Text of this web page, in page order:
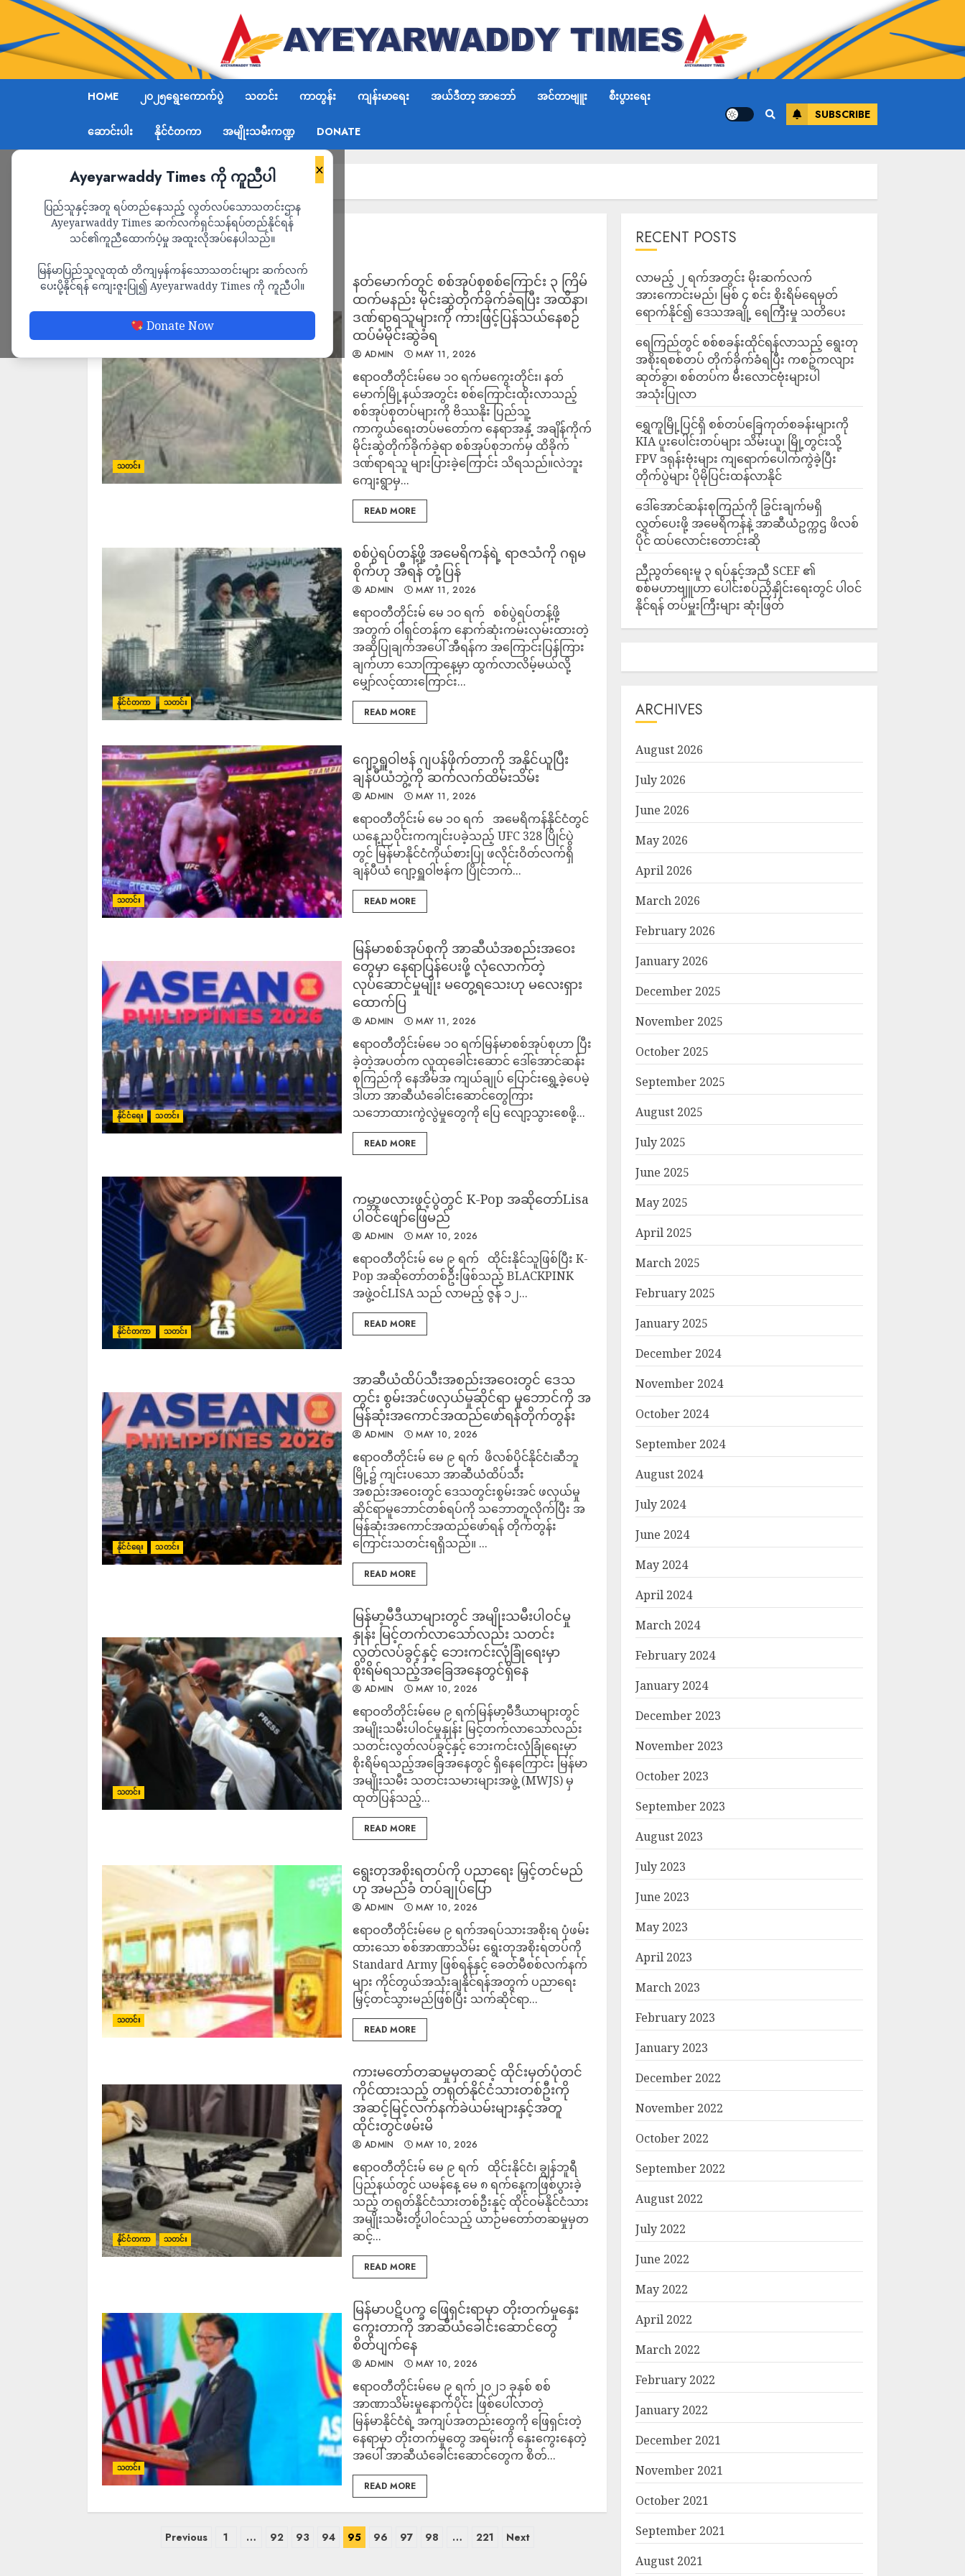
HOME ၂၀၂၅ရွေးကောက်ပွဲ သတင်း ကာတွန်း ကျန်းမာရေး အယ်ဒီတာ့ အာဘော် အင်တာဗျူး စီးပွားရေး
ဆောင်းပါး နိုင်ငံတကာ အမျိုးသမီးကဏ္ဍ DONATE
SUBSCRIBE
×
Ayeyarwaddy Times ကို ကူညီပါ
ပြည်သူနှင့်အတူ ရပ်တည်နေသည့် လွတ်လပ်သောသတင်းဌာန
Ayeyarwaddy Times ဆက်လက်ရှင်သန်ရပ်တည်နိုင်ရန်
သင်၏ကူညီထောက်ပံ့မှု အထူးလိုအပ်နေပါသည်။
မြန်မာပြည်သူလူထုထံ တိကျမှန်ကန်သောသတင်းများ ဆက်လက်
ပေးပို့နိုင်ရန် ကျေးဇူးပြု၍ Ayeyarwaddy Times ကို ကူညီပါ။
Donate Now
Home 2026 Page 95
Year:2026
သတင်း
နတ်မောက်တွင် စစ်အုပ်စုစစ်ကြောင်း ၃ ကြိမ်
ထက်မနည်း မိုင်းဆွဲတိုက်ခိုက်ခံရပြီး အထိနာ၊
ဒဏ်ရာရသူများကို ကားဖြင့်ပြန်သယ်နေစဉ်
ထပ်မံမိုင်းဆွဲခံရ
ADMIN MAY 11, 2026
ဧရာဝတီတိုင်းမ်မေ ၁၀ ရက်မကွေးတိုင်း၊ နတ်
မောက်မြို့နယ်အတွင်း စစ်ကြောင်းထိုးလာသည့်
စစ်အုပ်စုတပ်များကို ဗိဿနိုး ပြည်သူ့
ကာကွယ်ရေးတပ်မတော်က နေရာအနှံ့ အချိန်ကိုက်
မိုင်းဆွဲတိုက်ခိုက်ခဲ့ရာ စစ်အုပ်စုဘက်မှ ထိခိုက်
ဒဏ်ရာရသူ များပြားခဲ့ကြောင်း သိရသည်။လဲဘူး
ကျေးရွာမှ...
READ MORE
နိုင်ငံတကာ သတင်း
စစ်ပွဲရပ်တန့်ဖို့ အမေရိကန်ရဲ့ ရာဇသံကို ဂရုမ
စိုက်ဟု အီရန် တုံ့ပြန်
ADMIN MAY 11, 2026
ဧရာဝတီတိုင်းမ် မေ ၁၀ ရက် စစ်ပွဲရပ်တန့်ဖို့
အတွက် ဝါရှင်တန်က နောက်ဆုံးကမ်းလှမ်းထားတဲ့
အဆိုပြုချက်အပေါ် အီရန်က အကြောင်းပြန်ကြား
ချက်ဟာ သောကြာနေ့မှာ ထွက်လာလိမ့်မယ်လို့
မျှော်လင့်ထားကြောင်း...
READ MORE
သတင်း
ဂျော့ရှူဝါဗန် ဂျပန်ဖိုက်တာကို အနိုင်ယူပြီး
ချန်ပီယံဘွဲ့ကို ဆက်လက်ထိမ်းသိမ်း
ADMIN MAY 11, 2026
ဧရာ၀တီတိုင်းမ် မေ ၁၀ ရက် အမေရိကန်နိုင်ငံတွင်
ယနေ့ညပိုင်းကကျင်းပခဲ့သည့် UFC 328 ပြိုင်ပွဲ
တွင် မြန်မာနိုင်ငံကိုယ်စားပြု ဖလိုင်းဝိတ်လက်ရှိ
ချန်ပီယံ ဂျော့ရှူဝါဗန်က ပြိုင်ဘက်...
READ MORE
နိုင်ငံရေး သတင်း
မြန်မာစစ်အုပ်စုကို အာဆီယံအစည်းအဝေး
တွေမှာ နေရာပြန်ပေးဖို့ လုံလောက်တဲ့
လုပ်ဆောင်မှုမျိုး မတွေ့ရသေးဟု မလေးရှား
ထောက်ပြ
ADMIN MAY 11, 2026
ဧရာဝတီတိုင်းမ်မေ ၁၀ ရက်မြန်မာစစ်အုပ်စုဟာ ပြီး
ခဲ့တဲ့အပတ်က လူထုခေါင်းဆောင် ဒေါ်အောင်ဆန်း
စုကြည်ကို နေအိမ်အ ကျယ်ချုပ် ပြောင်းရွှေ့ခဲ့ပေမဲ့
ဒါဟာ အာဆီယံခေါင်းဆောင်တွေကြား
သဘောထားကွဲလွဲမှုတွေကို ပြေ လျော့သွားစေဖို့...
READ MORE
နိုင်ငံတကာ သတင်း
ကမ္ဘာ့ဖလားဖွင့်ပွဲတွင် K-Pop အဆိုတော်Lisa
ပါဝင်ဖျော်ဖြေမည်
ADMIN MAY 10, 2026
ဧရာဝတီတိုင်းမ် မေ ၉ ရက် ထိုင်းနိုင်သူဖြစ်ပြီး K-
Pop အဆိုတော်တစ်ဦးဖြစ်သည့် BLACKPINK
အဖွဲ့ဝင်LISA သည် လာမည့် ဇွန် ၁၂...
READ MORE
နိုင်ငံရေး သတင်း
အာဆီယံထိပ်သီးအစည်းအဝေးတွင် ဒေသ
တွင်း စွမ်းအင်ဖလှယ်မှုဆိုင်ရာ မူဘောင်ကို အ
မြန်ဆုံးအကောင်အထည်ဖော်ရန်တိုက်တွန်း
ADMIN MAY 10, 2026
ဧရာဝတီတိုင်းမ် ‎မေ ၉ ရက် ‎ ဖိလစ်ပိုင်နိုင်ငံ၊ဆီဘူ
မြို့၌ ကျင်းပသော အာဆီယံထိပ်သီး
အစည်းအဝေးတွင် ဒေသတွင်းစွမ်းအင် ဖလှယ်မှု
ဆိုင်ရာမူဘောင်တစ်ရပ်ကို သဘောတူလိုက်ပြီး အ
မြန်ဆုံးအ‌ကောင်အထည်ဖော်ရန် တိုက်တွန်း
ကြောင်းသတင်းရရှိသည်။ ‎...
READ MORE
သတင်း
မြန်မာ့မီဒီယာများတွင် အမျိုးသမီးပါဝင်မှု
နှုန်း မြင့်တက်လာသော်လည်း သတင်း
လွတ်လပ်ခွင့်နှင့် ဘေးကင်းလုံခြုံရေးမှာ
စိုးရိမ်ရသည့်အခြေအနေတွင်ရှိနေ
ADMIN MAY 10, 2026
ဧရာဝတိတိုင်းမ်မေ ၉ ရက်မြန်မာ့မီဒီယာများတွင်
အမျိုးသမီးပါဝင်မှုနှုန်း မြင့်တက်လာသော်လည်း
သတင်းလွတ်လပ်ခွင့်နှင့် ဘေးကင်းလုံခြုံရေးမှာ
စိုးရိမ်ရသည့်အခြေအနေတွင် ရှိနေကြောင်း မြန်မာ
အမျိုးသမီး သတင်းသမားများအဖွဲ့ (MWJS) မှ
ထုတ်ပြန်သည့်...
READ MORE
သတင်း
ရွေးတုအစိုးရတပ်ကို ပညာရေး မြှင့်တင်မည်
ဟု အမည်ခံ တပ်ချုပ်ပြော
ADMIN MAY 10, 2026
ဧရာဝတီတိုင်းမ်မေ ၉ ရက်အရပ်သားအစိုးရ ပုံဖမ်း
ထားသော စစ်အာဏာသိမ်း ရွေးတုအစိုးရတပ်ကို
Standard Army ဖြစ်ရန်နှင့် ခေတ်မီစစ်လက်နက်
များ ကိုင်တွယ်အသုံးချနိုင်ရန်အတွက် ပညာရေး
မြှင့်တင်သွားမည်ဖြစ်ပြီး သက်ဆိုင်ရာ...
READ MORE
နိုင်ငံတကာ သတင်း
ကားမတော်တဆမှုမှတဆင့် ထိုင်းမှတ်ပုံတင်
ကိုင်ထားသည့် တရုတ်နိုင်ငံသားတစ်ဦးကို
အဆင့်မြင့်လက်နက်ခဲယမ်းများနှင့်အတူ
ထိုင်းတွင်ဖမ်းမိ
ADMIN MAY 10, 2026
ဧရာဝတီတိုင်းမ် မေ ၉ ရက် ထိုင်းနိုင်ငံ၊ ချွန်ဘူရီ
ပြည်နယ်တွင် ယမန်နေ့ မေ ၈ ရက်နေ့ကဖြစ်ပွားခဲ့
သည့် တရုတ်နိုင်ငံသားတစ်ဦးနှင့် ထိုင်ဝမ်နိုင်ငံသား
အမျိုးသမီးတို့ပါဝင်သည့် ယာဉ်မတော်တဆမှုမှတ
ဆင့်...
READ MORE
သတင်း
မြန်မာပဋိပက္ခ ဖြေရှင်းရာမှာ တိုးတက်မှုနှေး
ကွေးတာကို အာဆီယံခေါင်းဆောင်တွေ
စိတ်ပျက်နေ
ADMIN MAY 10, 2026
ဧရာဝတီတိုင်းမ်မေ ၉ ရက်၂၀၂၁ ခုနှစ် စစ်
အာဏာသိမ်းမှုနောက်ပိုင်း ဖြစ်ပေါ်လာတဲ့
မြန်မာနိုင်ငံရဲ့ အကျပ်အတည်းတွေကို ဖြေရှင်းတဲ့
နေရာမှာ တိုးတက်မှုတွေ အရမ်းကို နှေးကွေးနေတဲ့
အပေါ် အာဆီယံခေါင်းဆောင်တွေက စိတ်...
READ MORE
Previous 1 … 92 93 94 95 96 97 98 … 221 Next
RECENT POSTS
လာမည့် ၂ ရက်အတွင်း မိုးဆက်လက်
အားကောင်းမည်၊ မြစ် ၄ စင်း စိုးရိမ်ရေမှတ်
ရောက်နိုင်၍ ဒေသအချို့ ရေကြီးမှု သတိပေး
ရေကြည်တွင် စစ်စခန်းထိုင်ရန်လာသည့် ရွေးတု
အစိုးရစစ်တပ် တိုက်ခိုက်ခံရပြီး ကစဉ့်ကလျား
ဆုတ်ခွာ၊ စစ်တပ်က မီးလောင်ဗုံးများပါ
အသုံးပြုလာ
‎ရွှေကူမြို့ပြင်ရှိ စစ်တပ်ခြေကုတ်စခန်းများကို
KIA ပူးပေါင်းတပ်များ သိမ်းယူ၊ မြို့တွင်းသို့
FPV ဒရုန်းဗုံးများ ကျရောက်ပေါက်ကွဲခဲ့ပြီး
တိုက်ပွဲများ ပိုမိုပြင်းထန်လာနိုင်
ဒေါ်အောင်ဆန်းစုကြည်ကို ခြွင်းချက်မရှိ
လွှတ်ပေးဖို့ အမေရိကန်နဲ့ အာဆီယံဥက္ကဌ ဖိလစ်
ပိုင် ထပ်လောင်းတောင်းဆို
ညီညွတ်ရေးမူ ၃ ရပ်နှင့်အညီ SCEF ၏
စစ်မဟာဗျူဟာ ပေါင်းစပ်ညှိနှိုင်းရေးတွင် ပါဝင်
နိုင်ရန် တပ်မှူးကြီးများ ဆုံးဖြတ်
ARCHIVES
August 2026
July 2026
June 2026
May 2026
April 2026
March 2026
February 2026
January 2026
December 2025
November 2025
October 2025
September 2025
August 2025
July 2025
June 2025
May 2025
April 2025
March 2025
February 2025
January 2025
December 2024
November 2024
October 2024
September 2024
August 2024
July 2024
June 2024
May 2024
April 2024
March 2024
February 2024
January 2024
December 2023
November 2023
October 2023
September 2023
August 2023
July 2023
June 2023
May 2023
April 2023
March 2023
February 2023
January 2023
December 2022
November 2022
October 2022
September 2022
August 2022
July 2022
June 2022
May 2022
April 2022
March 2022
February 2022
January 2022
December 2021
November 2021
October 2021
September 2021
August 2021